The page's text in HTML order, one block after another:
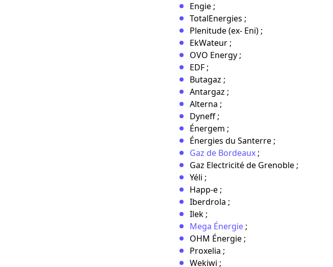
Engie ;
TotalEnergies ;
Plenitude (ex- Eni) ;
EkWateur ;
OVO Energy ;
EDF ;
Butagaz ;
Antargaz ;
Alterna ;
Dyneff ;
Énergem ;
Énergies du Santerre ;
Gaz de Bordeaux ;
Gaz Electricité de Grenoble ;
Yéli ;
Happ-e ;
Iberdrola ;
Ilek ;
Mega Énergie ;
OHM Énergie ;
Proxelia ;
Wekiwi ;